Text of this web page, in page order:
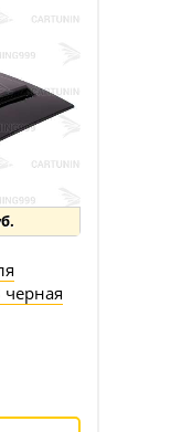
черная